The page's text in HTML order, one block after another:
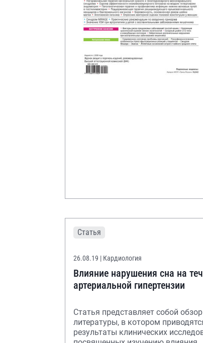
Статья
26.08.19 | Кардиология
Влияние нарушения сна на
артериальной гипертензии
Статья представляет собой обзор
литературы, в котором
результаты клинических